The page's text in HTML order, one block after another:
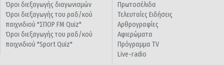
Όροι διεξαγωγής διαγωνισμών
Όροι διεξαγωγής του ραδ/κού
παιχνιδιού "ΣΠΟΡ FM Quiz"
Όροι διεξαγωγής του ραδ/κού
παιχνιδιού "Sport Quiz"
Πρωτοσέλιδα
Τελευταίες Ειδήσεις
Αρθρογραφίες
Αφιερώματα
Πρόγραμμα TV
Live-radio